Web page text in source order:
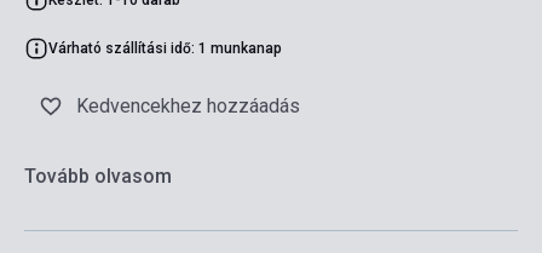
Várható szállítási idő: 1 munkanap
Kedvencekhez hozzáadás
Tovább olvasom